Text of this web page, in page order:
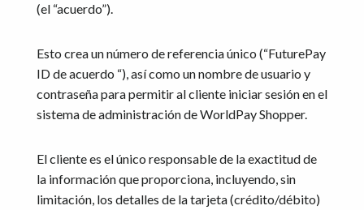
(el “acuerdo”).
Esto crea un número de referencia único (“FuturePay
ID de acuerdo “), así como un nombre de usuario y
contraseña para permitir al cliente iniciar sesión en el
sistema de administración de WorldPay Shopper.
El cliente es el único responsable de la exactitud de
la información que proporciona, incluyendo, sin
limitación, los detalles de la tarjeta (crédito/débito)